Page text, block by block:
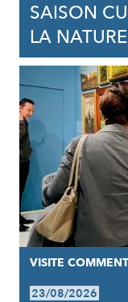
SAISON
LA NATURE
VISITE
23/08/2026